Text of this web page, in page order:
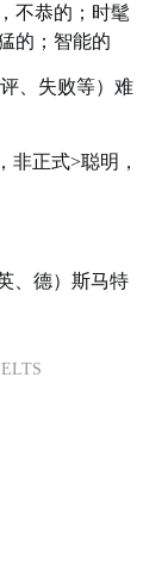
不恭的；时髦
的；智能的
、失败等）难
非正式>聪明，
、德）斯马特